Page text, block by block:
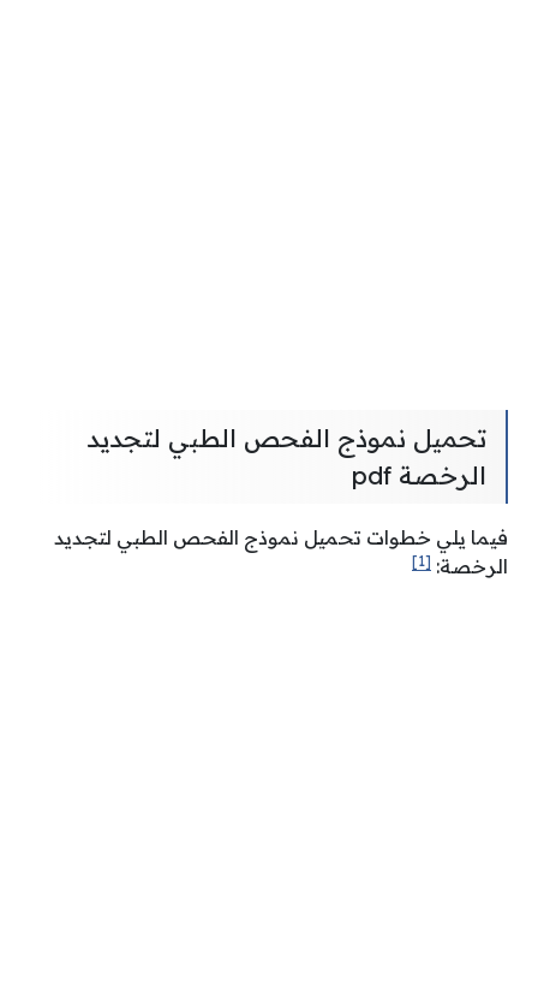
تحميل نموذج الفحص الطبي لتجديد
الرخصة pdf
فيما يلي خطوات تحميل نموذج الفحص الطبي لتجديد
الرخصة: [1]